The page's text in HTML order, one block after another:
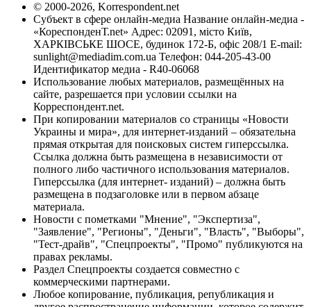
© 2000-2026, Korrespondent.net
Субъект в сфере онлайн-медиа Название онлайн-медиа -
«КореспонденТ.net» Адрес: 02091, місто Київ,
ХАРКІВСЬКЕ ШОСЕ, будинок 172-Б, офіс 208/1 E-mail:
sunlight@mediadim.com.ua Телефон: 044-205-43-00
Идентификатор медиа - R40-06068
Использование любых материалов, размещённых на
сайте, разрешается при условии ссылки на
Корреспондент.net.
При копировании материалов со страницы «Новости
Украины и мира», для интернет-изданий – обязательна
прямая открытая для поисковых систем гиперссылка.
Ссылка должна быть размещена в независимости от
полного либо частичного использования материалов.
Гиперссылка (для интернет- изданий) – должна быть
размещена в подзаголовке или в первом абзаце
материала.
Новости с пометками "Мнение", "Экспертиза",
"Заявление", "Регионы", "Деньги", "Власть", "Выборы",
"Тест-драйв", "Спецпроекты", "Промо" публикуются на
правах рекламы.
Раздел Спецпроекты создается совместно с
коммерческими партнерами.
Любое копирование, публикация, републикация и